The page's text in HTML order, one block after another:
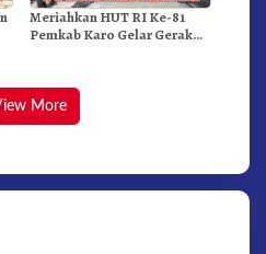
Meriahkan HUT RI Ke-81
Pemkab Karo Gelar Gerak
More